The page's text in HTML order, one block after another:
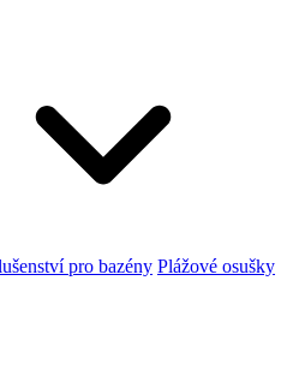
pro bazény Plážové osušky